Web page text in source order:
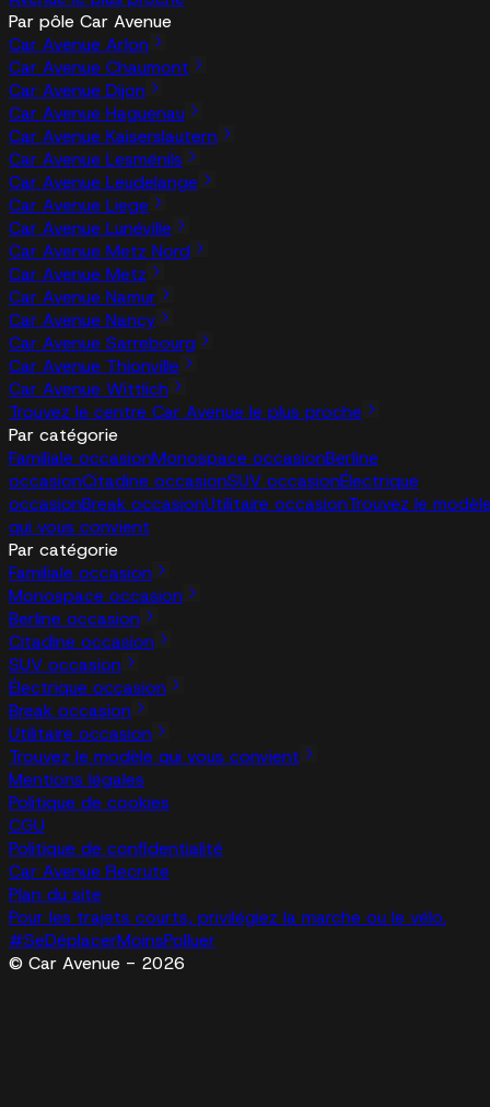
Par pôle Car Avenue
Car Avenue Arlon
Car Avenue Chaumont
Car Avenue Dijon
Car Avenue Haguenau
Car Avenue Kaiserslautern
Car Avenue Lesménils
Car Avenue Leudelange
Car Avenue Liege
Car Avenue Lunéville
Car Avenue Metz Nord
Car Avenue Metz
Car Avenue Namur
Car Avenue Nancy
Car Avenue Sarrebourg
Car Avenue Thionville
Car Avenue Wittlich
Trouvez le centre Car Avenue le plus proche
Par catégorie
Familiale occasionMonospace occasionBerline
occasionCitadine occasionSUV occasionÉlectrique
occasionBreak occasionUtilitaire occasionTrouvez le
qui vous convient
Par catégorie
Familiale occasion
Monospace occasion
Berline occasion
Citadine occasion
SUV occasion
Électrique occasion
Break occasion
Utilitaire occasion
Trouvez le modèle qui vous convient
Mentions légales
Politique de cookies
CGU
Politique de confidentialité
Car Avenue Recrute
Plan du site
Pour les trajets courts, privilégiez la marche ou le vélo.
#SeDéplacerMoinsPolluer
© Car Avenue - 2026